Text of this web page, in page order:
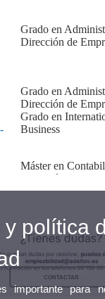
CONTACTAR
política
importante para